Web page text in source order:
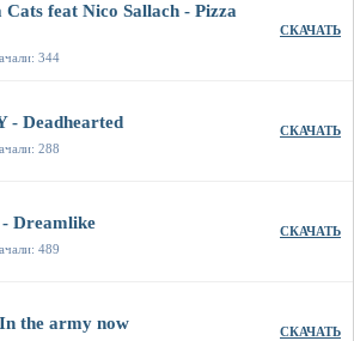
Cats feat Nico Sallach - Pizza
344
СКАЧАТЬ
- Deadhearted
288
СКАЧАТЬ
Dreamlike
489
СКАЧАТЬ
the army now СКАЧАТЬ